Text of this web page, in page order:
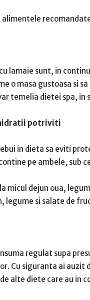
alimentele
lamaie sunt, in
o masa gustoasa si
temelia dietei spa, in
potriviti
in dieta sa eviti
pe ambele, sub
micul dejun oua,
legume si salate de
regulat supa
Cu siguranta ai auzit
alte diete care au in